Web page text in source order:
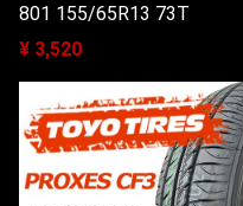
801 155/65R13 73T
¥ 3,520